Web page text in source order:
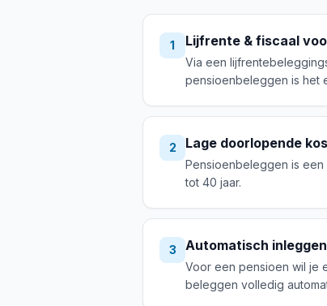
1 Lijfrente & fiscaal
Via een
pensioenbeleggen is het
2 Lage doorlopende
Pensioenbeleggen is
tot 40 jaar.
3 Automatisch inleggen
Voor een pensioen wil je
beleggen volledig